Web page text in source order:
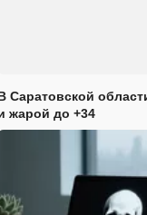
Саратовской
жарой до +34